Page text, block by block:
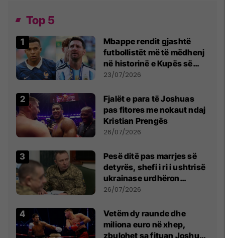
Top 5
Mbappe rendit gjashtë
futbollistët më të mëdhenj
në historinë e Kupës së
Botës, Messi mbetet i dyti
23/07/2026
Fjalët e para të Joshuas
pas fitores me nokaut ndaj
Kristian Prengës
26/07/2026
Pesë ditë pas marrjes së
detyrës, shefi i ri i ushtrisë
ukrainase urdhëron
kontroll të madh
26/07/2026
Vetëm dy raunde dhe
miliona euro në xhep,
zbulohet sa fituan Joshua